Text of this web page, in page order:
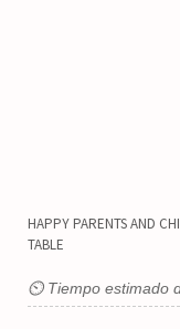
HAPPY PARENTS AND
TABLE
⏲ Tiempo estimado